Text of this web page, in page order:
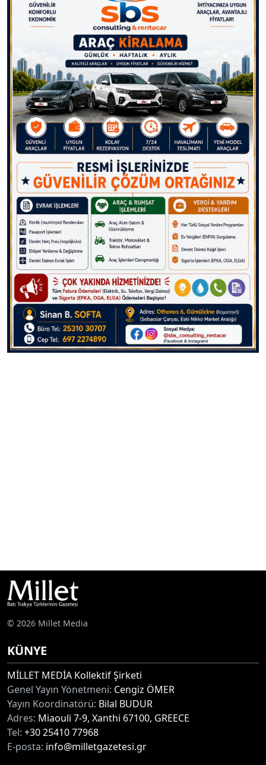
© 2026 Millet Media
KÜNYE
MİLLET MEDİA Kollektif Şirketi
Genel Yayın Yönetmeni: Cengiz ÖMER
Yayın Koordinatörü: Bilal BUDUR
Adres: Miaouli 7-9, Xanthi 67100, GREECE
Tel: +30 25410 77968
E-posta: info@milletgazetesi.gr